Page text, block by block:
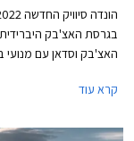
בגרסת האצ'בק
הייבריד תהיה יקרה יותר
קרא עוד